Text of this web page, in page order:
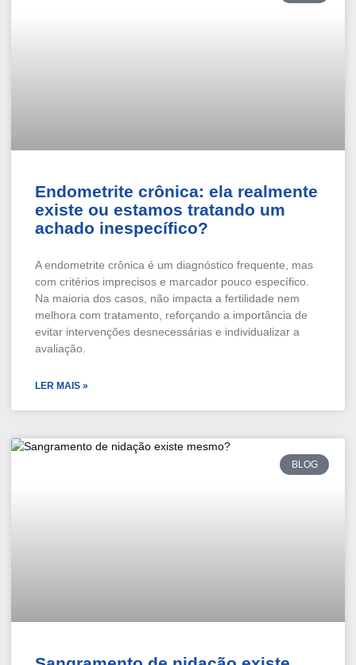
Endometrite crônica: ela realmente
existe ou estamos tratando um
achado inespecífico?
A endometrite crônica é um diagnóstico frequente, mas
com critérios imprecisos e marcador pouco específico.
Na maioria dos casos, não impacta a fertilidade nem
melhora com tratamento, reforçando a importância de
evitar intervenções desnecessárias e individualizar a
avaliação.
LER MAIS »
BLOG